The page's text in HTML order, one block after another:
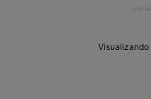
Visualizando